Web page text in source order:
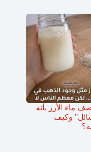
ماء الأرز بأنه
وكيف